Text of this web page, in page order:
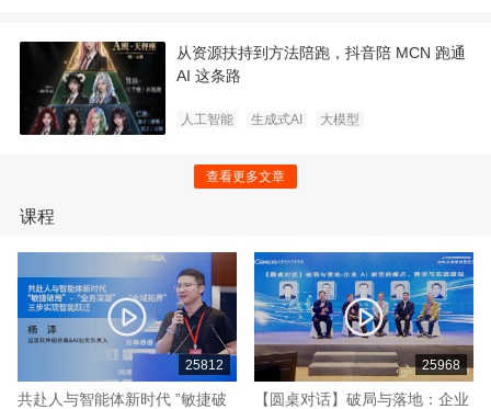
从资源扶持到方法陪跑，抖音陪 MCN 跑通
AI 这条路
人工智能 生成式AI 大模型
查看更多文章
课程
25812
共赴人与智能体新时代 ”敏捷破
25968
【圆桌对话】破局与落地：企业